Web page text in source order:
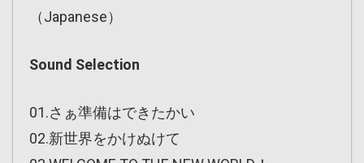
（Japanese）
Sound Selection
01.さぁ準備はできたかい
02.新世界をかけぬけて